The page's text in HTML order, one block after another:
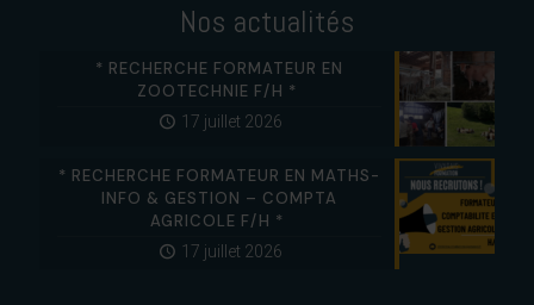
Nos actualités
* RECHERCHE FORMATEUR EN
ZOOTECHNIE F/H *
17 juillet 2026
* RECHERCHE FORMATEUR EN MATHS-
INFO & GESTION – COMPTA
AGRICOLE F/H *
17 juillet 2026